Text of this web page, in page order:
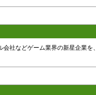
社などゲーム業界の新星企業を、